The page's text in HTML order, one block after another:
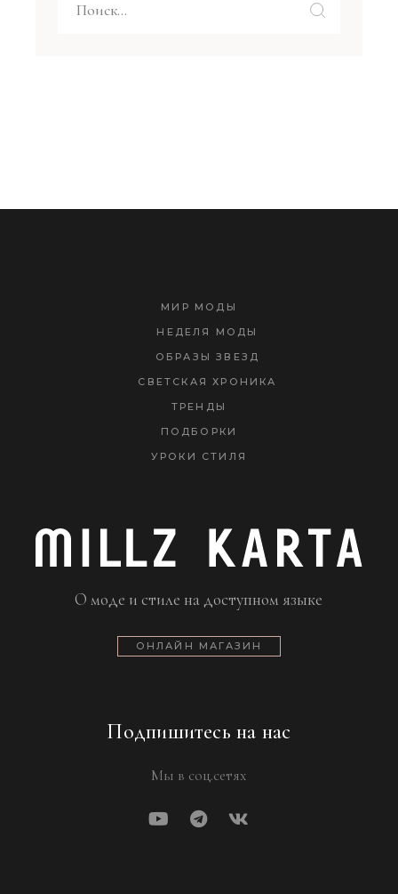
МИР МОДЫ
НЕДЕЛЯ МОДЫ
ОБРАЗЫ ЗВЕЗД
СВЕТСКАЯ ХРОНИКА
ТРЕНДЫ
ПОДБОРКИ
УРОКИ СТИЛЯ
О моде и стиле на доступном языке
ОНЛАЙН МАГАЗИН
Подпишитесь на нас
Мы в соц.сетях